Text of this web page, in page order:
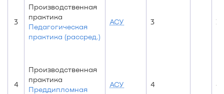
3
Производственная
практика
Педагогическая
практика (рассред.)
АСУ 3 3
4
Производственная
практика
Преддипломная
АСУ 4 4